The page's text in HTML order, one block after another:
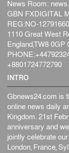
ব্...
News Room:
GBN FXDIGITAL
REG:NO-
1110 Great West
England,TW8 0GP
+8801724772790
INTRO
Gbnews24.com is
online news daily
Kingdom. 21st
anniversary and
jointly celebrate
London, France,